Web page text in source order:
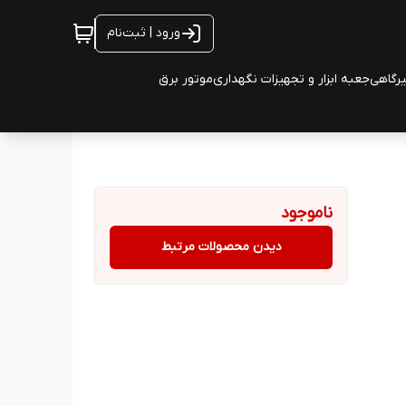
ورود | ثبت‌نام
جعبه ابزار و تجهیزات نگهداریموتور برق
ناموجود
دیدن محصولات مرتبط